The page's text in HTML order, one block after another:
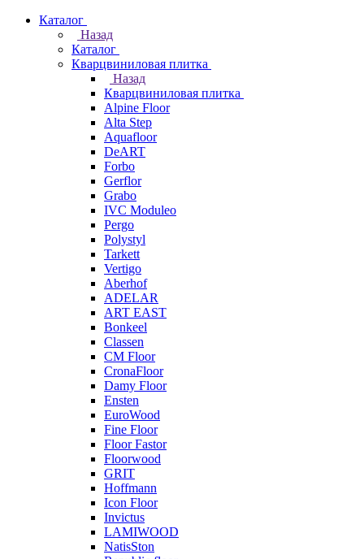
Каталог
Назад
Каталог
Кварцвиниловая плитка
Назад
Кварцвиниловая плитка
Alpine Floor
Alta Step
Aquafloor
DeART
Forbo
Gerflor
Grabo
IVC Moduleo
Pergo
Polystyl
Tarkett
Vertigo
Aberhof
ADELAR
ART EAST
Bonkeel
Classen
CM Floor
CronaFloor
Damy Floor
Ensten
EuroWood
Fine Floor
Floor Fastor
Floorwood
GRIT
Hoffmann
Icon Floor
Invictus
LAMIWOOD
NatisSton